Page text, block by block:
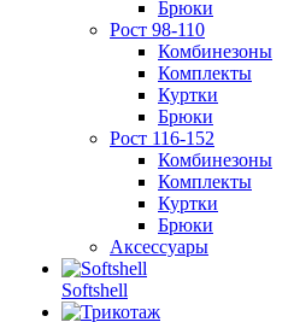
Брюки
Рост 98-110
Комбинезоны
Комплекты
Куртки
Брюки
Рост 116-152
Комбинезоны
Комплекты
Куртки
Брюки
Аксессуары
Softshell